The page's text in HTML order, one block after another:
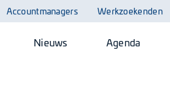
Accountmanagers Werkzoekenden
Nieuws Agenda